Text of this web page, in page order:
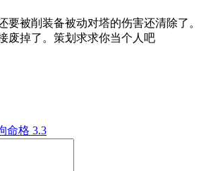
要被削装备被动对塔的伤害还清除了。
废掉了。策划求求你当个人吧
命格 3.3